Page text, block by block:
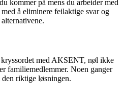
kommer på mens du arbeider med
å eliminere feilaktige svar og
med AKSENT, nøl ikke
familiemedlemmer. Noen ganger
riktige løsningen.